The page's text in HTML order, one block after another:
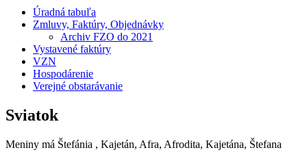
Úradná tabuľa
Zmluvy, Faktúry, Objednávky
Archiv FZO do 2021
Vystavené faktúry
VZN
Hospodárenie
Verejné obstarávanie
Sviatok
Meniny má Štefánia , Kajetán, Afra, Afrodita, Kajetána, Štefana